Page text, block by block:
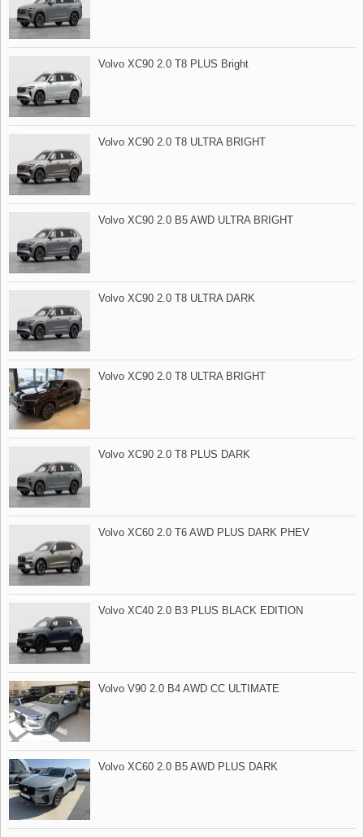
Volvo XC90 2.0 T8 PLUS Bright
Volvo XC90 2.0 T8 ULTRA BRIGHT
Volvo XC90 2.0 B5 AWD ULTRA BRIGHT
Volvo XC90 2.0 T8 ULTRA DARK
Volvo XC90 2.0 T8 ULTRA BRIGHT
Volvo XC90 2.0 T8 PLUS DARK
Volvo XC60 2.0 T6 AWD PLUS DARK PHEV
Volvo XC40 2.0 B3 PLUS BLACK EDITION
Volvo V90 2.0 B4 AWD CC ULTIMATE
Volvo XC60 2.0 B5 AWD PLUS DARK